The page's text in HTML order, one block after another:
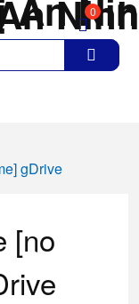
0
gDrive
[no